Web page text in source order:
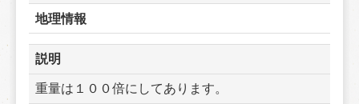
地理情報
説明
重量は１００倍にしてあります。